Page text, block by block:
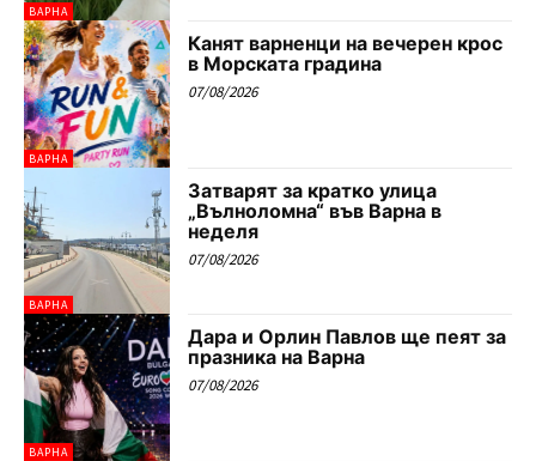
ВАРНА
ВАРНА
Канят варненци на вечерен крос
в Морската градина
07/08/2026
ВАРНА
Затварят за кратко улица
„Вълноломна“ във Варна в
неделя
07/08/2026
ВАРНА
Дара и Орлин Павлов ще пеят за
празника на Варна
07/08/2026